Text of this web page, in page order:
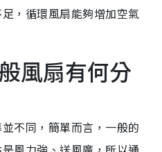
e
，循環風扇能夠增加空氣
風扇有何分
不同，簡單而言，一般的